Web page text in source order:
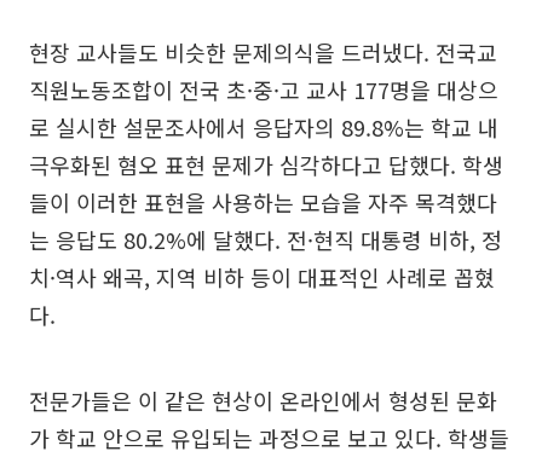
현장 교사들도 비슷한 문제의식을 드러냈다. 전국교
직원노동조합이 전국 초·중·고 교사 177명을 대상으
로 실시한 설문조사에서 응답자의 89.8%는 학교 내
극우화된 혐오 표현 문제가 심각하다고 답했다. 학생
들이 이러한 표현을 사용하는 모습을 자주 목격했다
는 응답도 80.2%에 달했다. 전·현직 대통령 비하, 정
치·역사 왜곡, 지역 비하 등이 대표적인 사례로 꼽혔
다.
전문가들은 이 같은 현상이 온라인에서 형성된 문화
가 학교 안으로 유입되는 과정으로 보고 있다. 학생들